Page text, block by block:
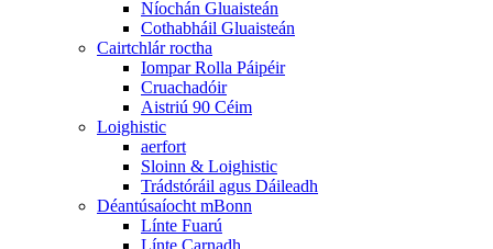
Níochán Gluaisteán
Cothabháil Gluaisteán
Cairtchlár roctha
Iompar Rolla Páipéir
Cruachadóir
Aistriú 90 Céim
Loighistic
aerfort
Sloinn & Loighistic
Trádstóráil agus Dáileadh
Déantúsaíocht mBonn
Línte Fuarú
Línte Carnadh